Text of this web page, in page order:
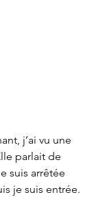
j’ai vu une
parlait de
suis arrêtée
je suis entrée.